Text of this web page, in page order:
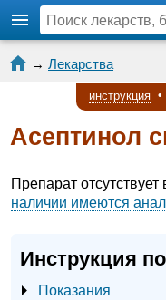
→ Лекарства
инструкция •
Асептинол
Препарат
наличии имеются
Инструкция
Показания